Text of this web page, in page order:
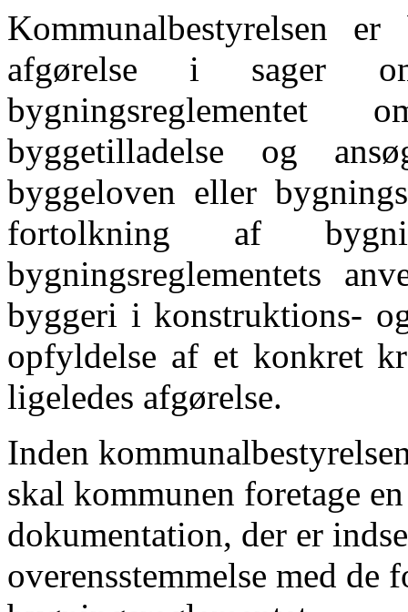
Kommunalbestyrelsen er
afgørelse
i sager
bygningsreglementet
byggetilladelse
og
byggeloven eller
fortolkning af
bygningsreglementets
byggeri i konstruktions-
opfyldelse af et konkret
ligeledes afgørelse.
Inden
skal kommunen foretage
dokumentation, der er
overensstemmelse med de